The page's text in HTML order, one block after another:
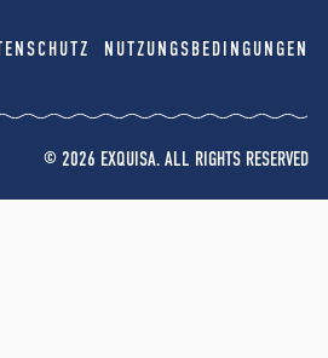
NUTZUNGSBEDINGUNGEN
© 2026 EXQUISA. ALL RIGHTS RESERVED